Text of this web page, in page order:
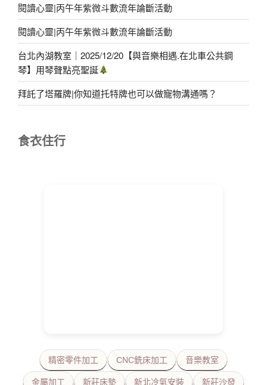
閱讀心靈|丙午年紫微斗數流年論斷活動
閱讀心靈|丙午年紫微斗數流年論斷活動
台北內湖教室｜2025/12/20【與音樂相遇.在北車公共鋼
琴】用琴聲點亮聖誕
拜託了塔羅牌|你知道托特牌也可以做寵物溝通嗎？
食衣住行
精密零件加工 CNC銑床加工 音樂教室
金屬加工 新莊床墊 新北冷氣安裝 新莊沙發